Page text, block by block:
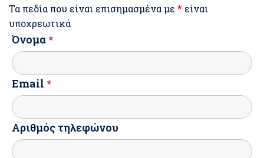
Τα πεδία που είναι επισημασμένα με * είναι
υποχρεωτικά
Όνομα *
Email *
Αριθμός τηλεφώνου